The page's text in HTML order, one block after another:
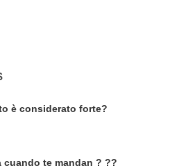
è considerato forte?
cuando te mandan ? ??